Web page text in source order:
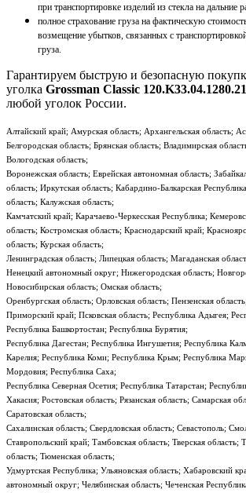
при транспортировке изделий из стекла на дальние
полное страхование груза на фактическую
возмещение убытков, связанных с
груза.
Гарантируем быструю и безопасную
уголка Grossman Classic
любой уголок России.
Алтайский край; Амурская область; Архангельская область;
Белгородская область; Брянская область; Владимирская
Вологодская область;
Воронежская область; Еврейская автономная область;
область; Иркутская область; Кабардино-Балкарская
область; Калужская область;
Камчатский край; Карачаево-Черкесская Республика;
область; Костромская область; Краснодарский край;
область; Курская область;
Ленинградская область; Липецкая область; Магаданская
Ненецкий автономный округ; Нижегородская область;
Новосибирская область; Омская область;
Оренбургская область; Орловская область; Пензенская
Приморский край; Псковская область; Республика Адыгея;
Республика Башкортостан; Республика Бурятия;
Республика Дагестан; Республика Ингушетия; Республика
Карелия; Республика Коми; Республика Крым; Республика
Мордовия; Республика Саха;
Республика Северная Осетия; Республика Татарстан;
Хакасия; Ростовская область; Рязанская область; Самарская
Саратовская область;
Сахалинская область; Свердловская область; Севастополь;
Ставропольский край; Тамбовская область; Тверская область;
область; Тюменская область;
Удмуртская Республика; Ульяновская область; Хабаровский
автономный округ; Челябинская область; Чеченская